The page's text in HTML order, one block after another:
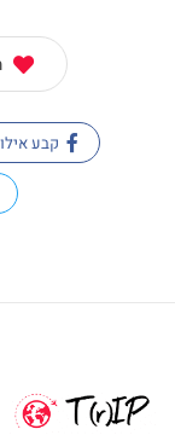
קבע